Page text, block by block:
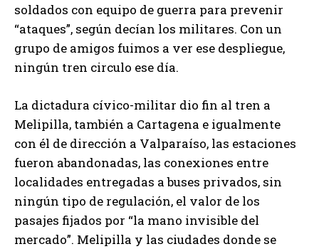
soldados con equipo de guerra para prevenir
“ataques”, según decían los militares. Con un
grupo de amigos fuimos a ver ese despliegue,
ningún tren circulo ese día.
La dictadura cívico-militar dio fin al tren a
Melipilla, también a Cartagena e igualmente
con él de dirección a Valparaíso, las estaciones
fueron abandonadas, las conexiones entre
localidades entregadas a buses privados, sin
ningún tipo de regulación, el valor de los
pasajes fijados por “la mano invisible del
mercado”. Melipilla y las ciudades donde se